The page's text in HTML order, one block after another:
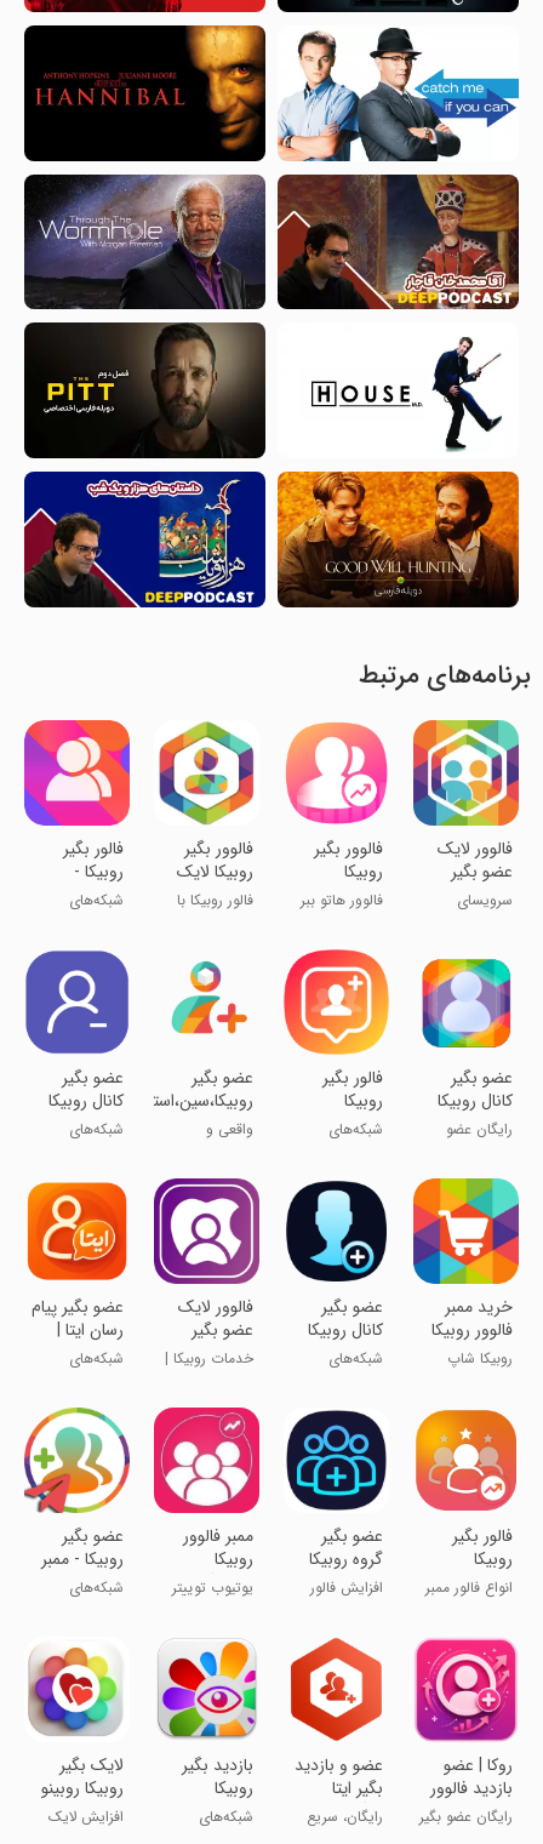
برنامه‌های مرتبط
‏‏‏فالوور لایک
عضو بگیر
روبیکا ایتا
اینستا
سرویسای
فالوور بگیر
روبیکا
فالوور هاتو ببر
فالوور بگیر
روبیکا لایک
عضو ایتا
بازدید
فالور روبیکا با
فالور بگیر
روبیکا -
افزایش ممبر
شبکه‌های
‏عضو بگیر
کانال روبیکا
رایگان عضو
فالور بگیر
روبیکا
شبکه‌های
‏عضو بگیر
روبیکا،سین،استوری،لایک،فالو
واقعی و
عضو بگیر
کانال روبیکا
شبکه‌های
‏‏‏‏‏‏خرید ممبر
فالوور روبیکا
روبیکا شاپ
عضو بگیر
کانال روبیکا
شبکه‌های
‏فالوور لایک
عضو بگیر
روبیکا بله
خدمات روبیکا |
‏‏عضو بگیر پیام
رسان ایتا |
ممبر
شبکه‌های
‏‏فالور بگیر
روبیکا
انواع فالور ممبر
عضو بگیر
گروه روبیکا
افزایش فالور
ممبر فالوور
روبیکا
اینستاگرام
تلگرام
یوتیوب توییتر
عضو بگیر
روبیکا - ممبر
کانال روبیکا
شبکه‌های
‏‏‏‏‏‏‏‏‏‏‏‏‏‏‏روکا | عضو
بازدید فالوور
روبیکا ایتا
رایگان عضو بگیر
‏‏عضو و بازدید
بگیر ایتا
رایگان
رایگان، سریع
بازدید بگیر
روبیکا
شبکه‌های
لایک بگیر
روبیکا روبینو
افزایش لایک